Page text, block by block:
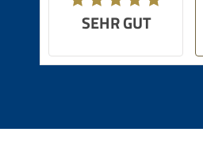
SEHR GUT